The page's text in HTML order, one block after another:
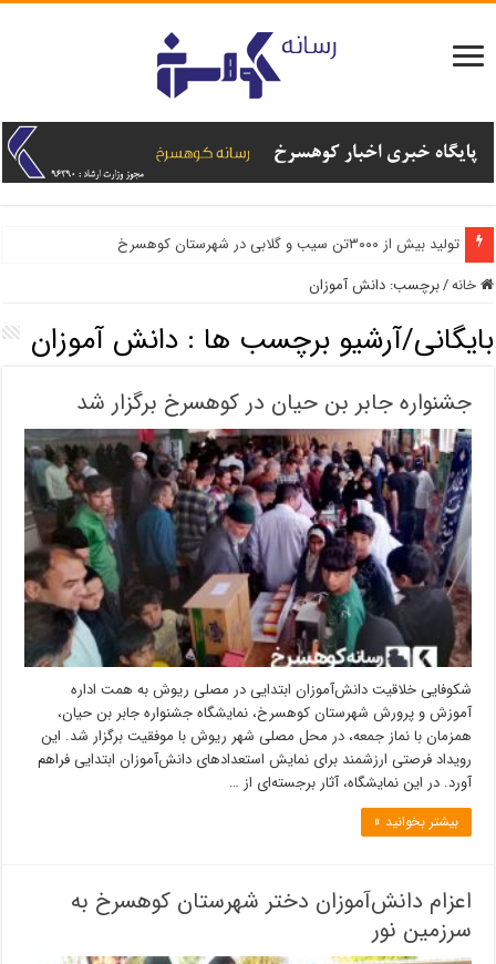
تولید بیش از ۳۰۰۰تن سیب و گلابی در شهرستان کوهسرخ
خانه/برچسب:دانش آموزان
بایگانی/آرشیو برچسب ها :دانش آموزان
جشنواره جابر بن حیان در کوهسرخ برگزار شد
شکوفایی خلاقیت دانش‌آموزان ابتدایی در مصلی ریوش به همت اداره
آموزش و پرورش شهرستان کوهسرخ، نمایشگاه جشنواره جابر بن حیان،
همزمان با نماز جمعه، در محل مصلی شهر ریوش با موفقیت برگزار شد. این
رویداد فرصتی ارزشمند برای نمایش استعدادهای دانش‌آموزان ابتدایی فراهم
آورد. در این نمایشگاه، آثار برجسته‌ای از …
بیشتر بخوانید »
اعزام دانش‌آموزان دختر شهرستان کوهسرخ به
سرزمین نور